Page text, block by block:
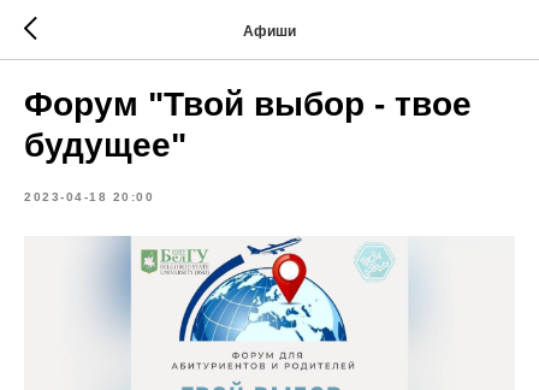
Афиши
Форум "Твой выбор - твое
будущее"
2023-04-18 20:00